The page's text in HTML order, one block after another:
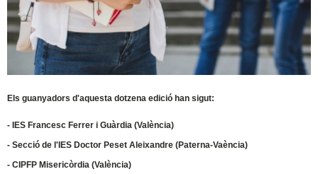
Els guanyadors d'aquesta dotzena edició han sigut:
- IES Francesc Ferrer i Guàrdia (València)
- Secció de l'IES Doctor Peset Aleixandre (Paterna-Vaència)
- CIPFP Misericòrdia (València)